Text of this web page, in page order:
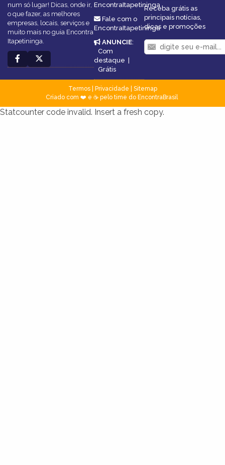
num só lugar! Dicas, onde ir,
o que fazer, as melhores
empresas, locais, serviços e
muito mais no guia Encontra
Itapetininga.
EncontraItapetininga
Fale com o
EncontraItapetininga
ANUNCIE:
Com
destaque |
Grátis
Receba grátis as
principais notícias,
dicas e promoções
Termos| Privacidade
Sitemap
Criado com ❤️ e ☕ pelo time do EncontraBrasil
Statcounter code invalid. Insert a fresh copy.